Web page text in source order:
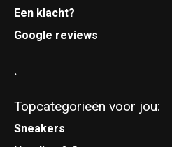
Een klacht?
Google reviews
.
Topcategorieën voor jou:
Sneakers